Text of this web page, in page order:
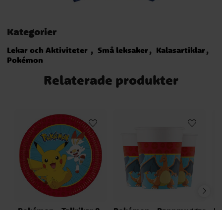
Kategorier
Lekar och Aktiviteter Små leksaker
Kalasartiklar
Pokémon
Relaterade produkter